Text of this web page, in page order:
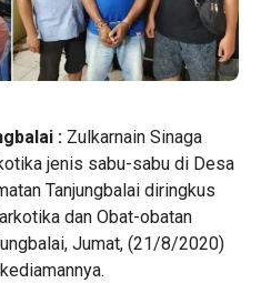
: Zulkarnain Sinaga
jenis sabu-sabu di Desa
Tanjungbalai diringkus
dan Obat-obatan
Jumat, (21/8/2020)